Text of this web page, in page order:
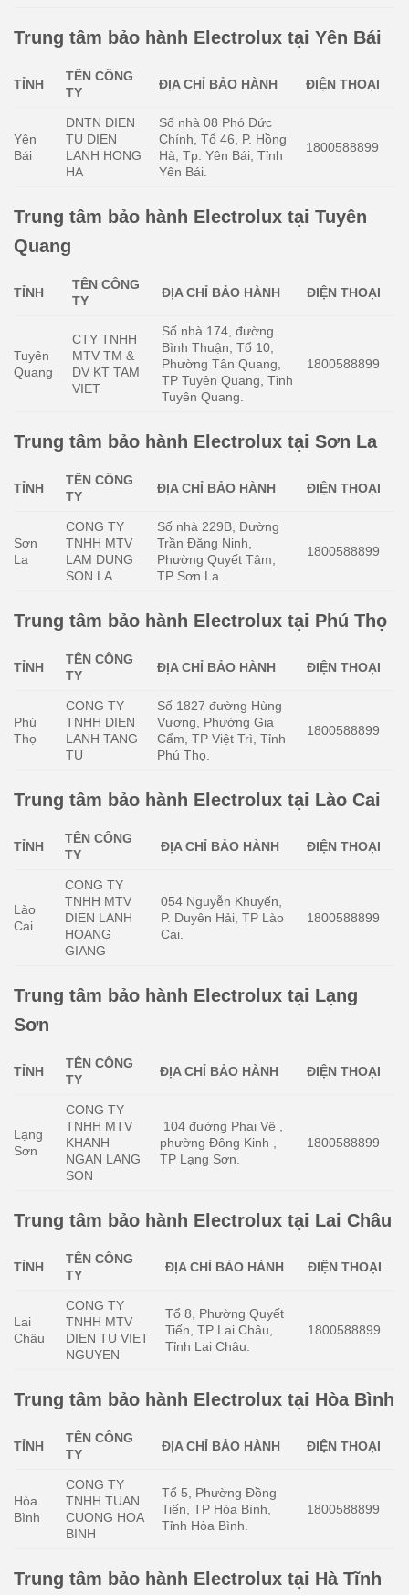
Trung tâm bảo hành Electrolux tại Yên Bái
TỈNH
TÊN CÔNG
TY
ĐỊA CHỈ BẢO HÀNH ĐIỆN THOẠI
Yên
Bái
DNTN DIEN
TU DIEN
LANH HONG
HA
Số nhà 08 Phó Đức
Chính, Tổ 46, P. Hồng
Hà, Tp. Yên Bái, Tỉnh
Yên Bái.
1800588899
Trung tâm bảo hành Electrolux tại Tuyên
Quang
TỈNH
TÊN CÔNG
TY
ĐỊA CHỈ BẢO HÀNH ĐIỆN THOẠI
Tuyên
Quang
CTY TNHH
MTV TM &
DV KT TAM
VIET
Số nhà 174, đường
Bình Thuận, Tổ 10,
Phường Tân Quang,
TP Tuyên Quang, Tỉnh
Tuyên Quang.
1800588899
Trung tâm bảo hành Electrolux tại Sơn La
TỈNH
TÊN CÔNG
TY
ĐỊA CHỈ BẢO HÀNH ĐIỆN THOẠI
Sơn
La
CONG TY
TNHH MTV
LAM DUNG
SON LA
Số nhà 229B, Đường
Trần Đăng Ninh,
Phường Quyết Tâm,
TP Sơn La.
1800588899
Trung tâm bảo hành Electrolux tại Phú Thọ
TỈNH
TÊN CÔNG
TY
ĐỊA CHỈ BẢO HÀNH ĐIỆN THOẠI
Phú
Thọ
CONG TY
TNHH DIEN
LANH TANG
TU
Số 1827 đường Hùng
Vương, Phường Gia
Cẩm, TP Việt Trì, Tỉnh
Phú Thọ.
1800588899
Trung tâm bảo hành Electrolux tại Lào Cai
TỈNH
TÊN CÔNG
TY
ĐỊA CHỈ BẢO HÀNH ĐIỆN THOẠI
Lào
Cai
CONG TY
TNHH MTV
DIEN LANH
HOANG
GIANG
054 Nguyễn Khuyến,
P. Duyên Hải, TP Lào
Cai.
1800588899
Trung tâm bảo hành Electrolux tại Lạng
Sơn
TỈNH
TÊN CÔNG
TY
ĐỊA CHỈ BẢO HÀNH ĐIỆN THOẠI
Lạng
Sơn
CONG TY
TNHH MTV
KHANH
NGAN LANG
SON
104 đường Phai Vệ ,
phường Đông Kinh ,
TP Lạng Sơn.
1800588899
Trung tâm bảo hành Electrolux tại Lai Châu
TỈNH
TÊN CÔNG
TY
ĐỊA CHỈ BẢO HÀNH ĐIỆN THOẠI
Lai
Châu
CONG TY
TNHH MTV
DIEN TU VIET
NGUYEN
Tổ 8, Phường Quyết
Tiến, TP Lai Châu,
Tỉnh Lai Châu.
1800588899
Trung tâm bảo hành Electrolux tại Hòa Bình
TỈNH
TÊN CÔNG
TY
ĐỊA CHỈ BẢO HÀNH ĐIỆN THOẠI
Hòa
Bình
CONG TY
TNHH TUAN
CUONG HOA
BINH
Tổ 5, Phường Đồng
Tiến, TP Hòa Bình,
Tỉnh Hòa Bình.
1800588899
Trung tâm bảo hành Electrolux tại Hà Tĩnh